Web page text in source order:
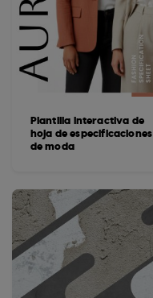
Plantilla interactiva de
hoja de especificaciones
de moda